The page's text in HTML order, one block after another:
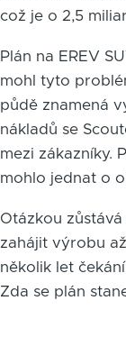
což je o 2,5
Plán na EREV
mohl tyto
půdě znamená
nákladů se
mezi zákazníky.
mohlo jednat o
Otázkou
zahájit výrobu
několik let
Zda se plán